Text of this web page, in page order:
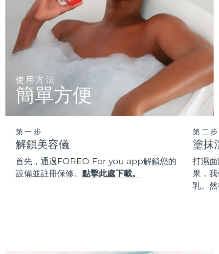
使用方法
簡單方便
第一步
解鎖美容儀
首先，通過FOREO For you app解鎖您的
設備並註冊保修。點擊此處下載。
第二步
塗抹
打濕
果，
乳。